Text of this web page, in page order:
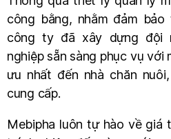
công bằng, nhằm đảm
công ty đã xây dựng đội
nghiệp sẵn sàng phục vụ với
ưu nhất đến nhà chăn
cung cấp.
Mebipha luôn tự hào về giá